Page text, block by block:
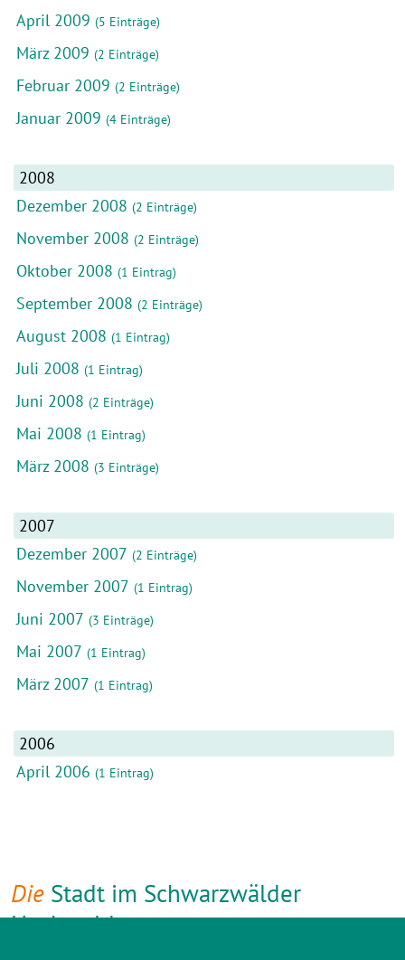
April 2009 (5 Einträge)
März 2009 (2 Einträge)
Februar 2009 (2 Einträge)
Januar 2009 (4 Einträge)
2008
Dezember 2008 (2 Einträge)
November 2008 (2 Einträge)
Oktober 2008 (1 Eintrag)
September 2008 (2 Einträge)
August 2008 (1 Eintrag)
Juli 2008 (1 Eintrag)
Juni 2008 (2 Einträge)
Mai 2008 (1 Eintrag)
März 2008 (3 Einträge)
2007
Dezember 2007 (2 Einträge)
November 2007 (1 Eintrag)
Juni 2007 (3 Einträge)
Mai 2007 (1 Eintrag)
März 2007 (1 Eintrag)
2006
April 2006 (1 Eintrag)
Die Stadt im Schwarzwälder
Hochwald